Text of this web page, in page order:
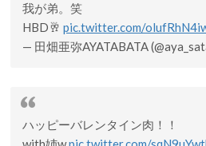
我が弟。笑
HBD🥂 pic.twitter.com/
— 田畑亜弥AYATABATA
ハッピーバレンタイン肉！！